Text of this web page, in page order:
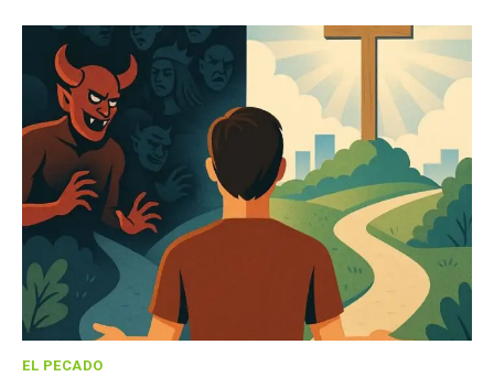
EL PECADO